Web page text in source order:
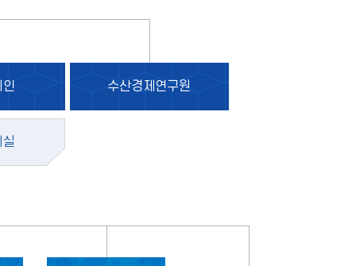
인 수산경제연구원